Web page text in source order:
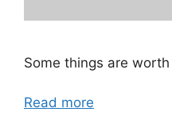
Some things are
Read more